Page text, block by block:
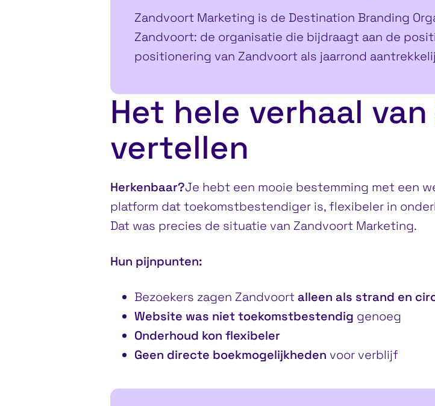
Zandvoort Marketing is de Destination Branding
Zandvoort: de organisatie die bijdraagt aan de
positionering van Zandvoort als jaarrond
Het hele verhaal
vertellen
Herkenbaar?Je hebt een mooie bestemming met een
platform dat toekomstbestendiger is, flexibeler in
Dat was precies de situatie van Zandvoort Marketing.
Hun pijnpunten:
Bezoekers zagen Zandvoortalleen als strand en
Website was niet toekomstbestendig genoeg
Onderhoud kon flexibeler
Geen directe boekmogelijkheden voor verblijf